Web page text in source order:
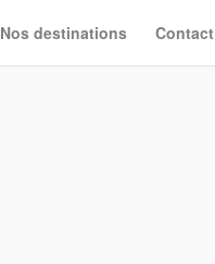
Nos destinations Contact